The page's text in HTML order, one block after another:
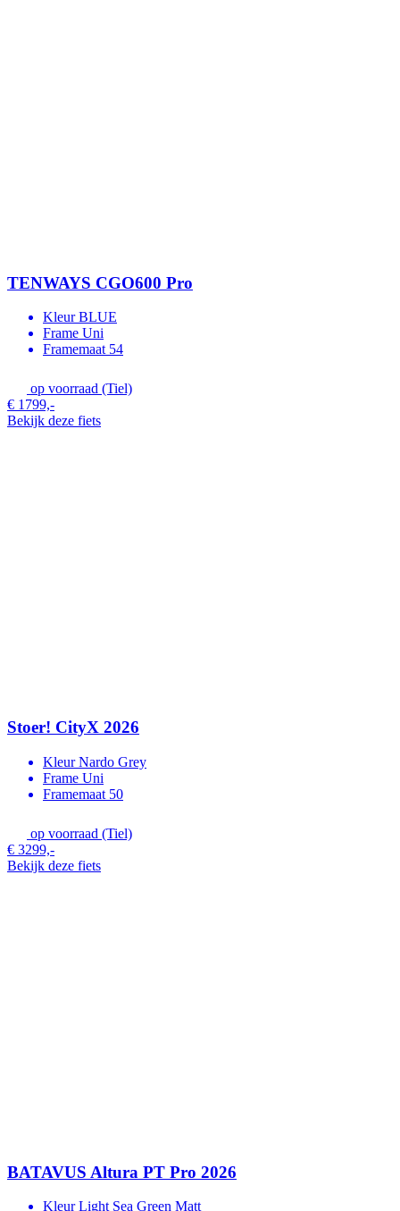
TENWAYS CGO600 Pro
Kleur BLUE
Frame Uni
Framemaat 54
op voorraad (Tiel)
€ 1799,-
Bekijk deze fiets
Stoer! CityX 2026
Kleur Nardo Grey
Frame Uni
Framemaat 50
op voorraad (Tiel)
€ 3299,-
Bekijk deze fiets
BATAVUS Altura PT Pro 2026
Kleur Light Sea Green Matt